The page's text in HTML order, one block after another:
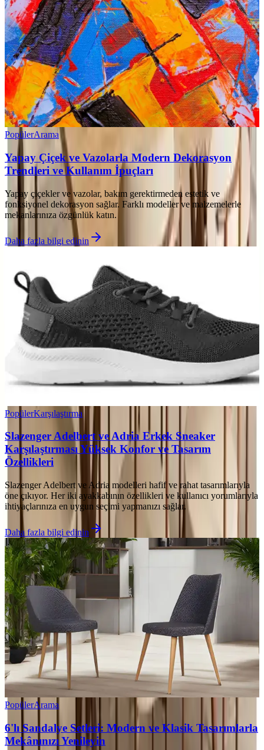
PopülerArama
Yapay Çiçek ve Vazolarla Modern Dekorasyon
Trendleri ve Kullanım İpuçları
Yapay çiçekler ve vazolar, bakım gerektirmeden estetik ve
fonksiyonel dekorasyon sağlar. Farklı modeller ve malzemelerle
mekanlarınıza özgünlük katın.
Daha fazla bilgi edinin
PopülerKarşılaştırma
Slazenger Adelbert ve Adria Erkek Sneaker
Karşılaştırması Yüksek Konfor ve Tasarım
Özellikleri
Slazenger Adelbert ve Adria modelleri hafif ve rahat tasarımlarıyla
öne çıkıyor. Her iki ayakkabının özellikleri ve kullanıcı yorumlarıyla
ihtiyaçlarınıza en uygun seçimi yapmanızı sağlar.
Daha fazla bilgi edinin
PopülerArama
6'lı Sandalye Setleri: Modern ve Klasik Tasarımlarla
Mekânınızı Yenileyin